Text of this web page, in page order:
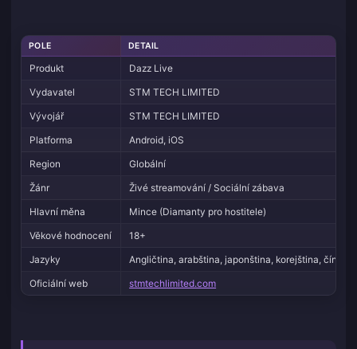
POLE DETAIL
Produkt
Dazz Live
Vydavatel
STM TECH LIMITED
Vývojář
STM TECH LIMITED
Platforma
Android, iOS
Region
Globální
Žánr
Živé streamování / Sociální zábava
Hlavní měna
Mince (Diamanty pro hostitele)
Věkové hodnocení
18+
Jazyky
Angličtina, arabština, japonština, korejština,
Oficiální web
stmtechlimited.com